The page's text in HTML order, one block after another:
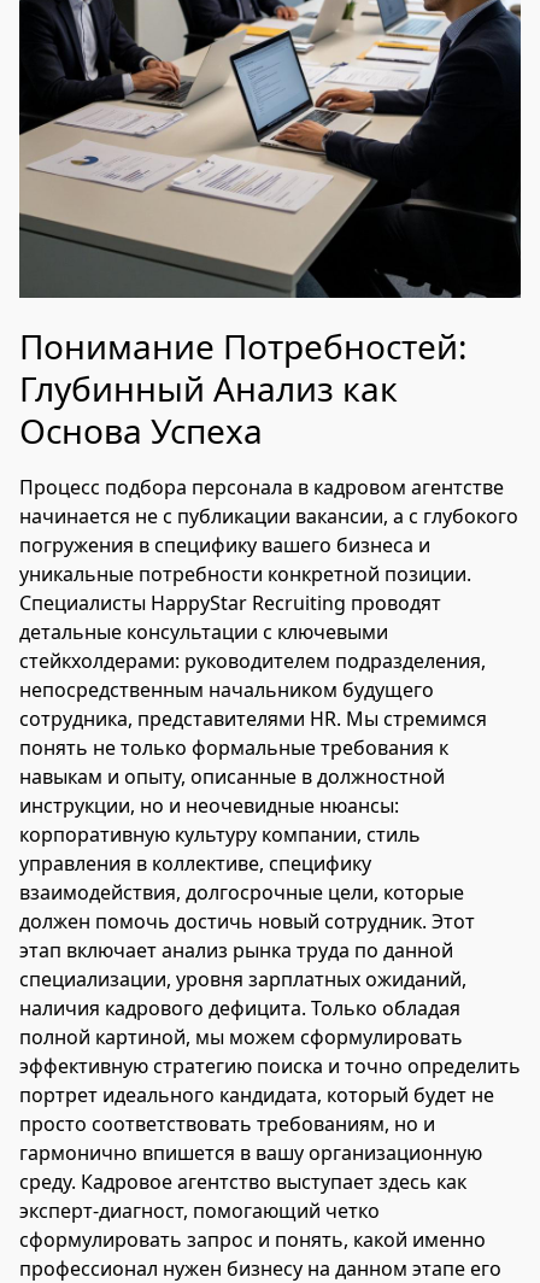
Понимание Потребностей:
Глубинный Анализ как
Основа Успеха
Процесс подбора персонала в кадровом агентстве
начинается не с публикации вакансии, а с глубокого
погружения в специфику вашего бизнеса и
уникальные потребности конкретной позиции.
Специалисты HappyStar Recruiting проводят
детальные консультации с ключевыми
стейкхолдерами: руководителем подразделения,
непосредственным начальником будущего
сотрудника, представителями HR. Мы стремимся
понять не только формальные требования к
навыкам и опыту, описанные в должностной
инструкции, но и неочевидные нюансы:
корпоративную культуру компании, стиль
управления в коллективе, специфику
взаимодействия, долгосрочные цели, которые
должен помочь достичь новый сотрудник. Этот
этап включает анализ рынка труда по данной
специализации, уровня зарплатных ожиданий,
наличия кадрового дефицита. Только обладая
полной картиной, мы можем сформулировать
эффективную стратегию поиска и точно определить
портрет идеального кандидата, который будет не
просто соответствовать требованиям, но и
гармонично впишется в вашу организационную
среду. Кадровое агентство выступает здесь как
эксперт-диагност, помогающий четко
сформулировать запрос и понять, какой именно
профессионал нужен бизнесу на данном этапе его